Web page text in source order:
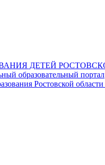
образовательный портал